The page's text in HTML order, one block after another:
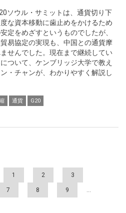
ソウル・サミットは、通貨切り下
な資本移動に歯止めをかけるため
定をめざすというものでしたが、
易協定の実現も、中国との通貨摩
せんでした。現在まで継続してい
ついて、ケンブリッジ大学で教え
・チャンが、わかりやすく解説し
通貨 G20
1 2 3
7 8 9